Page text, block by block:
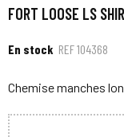
FORT LOOSE LS
En stock REF104368
Chemise manches